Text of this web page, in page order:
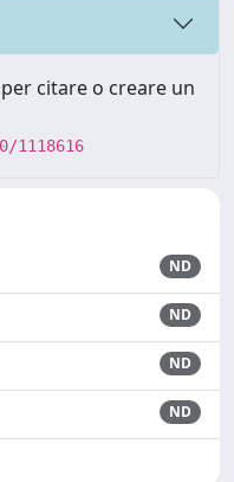
citare o creare un
ND
ND
ND
ND